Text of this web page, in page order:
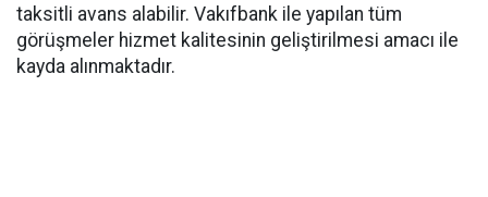
taksitli avans alabilir. Vakıfbank ile yapılan tüm
görüşmeler hizmet kalitesinin geliştirilmesi amacı ile
kayda alınmaktadır.